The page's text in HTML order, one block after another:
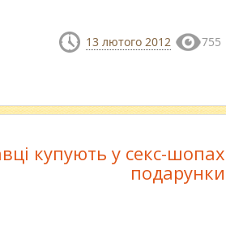
13 лютого 2012 755
купують у секс-шопах
подарунки